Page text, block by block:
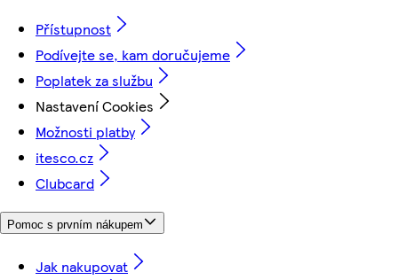
Přístupnost
Podívejte se, kam doručujeme
Poplatek za službu
Nastavení Cookies
Možnosti platby
itesco.cz
Clubcard
Pomoc s prvním nákupem
Jak nakupovat